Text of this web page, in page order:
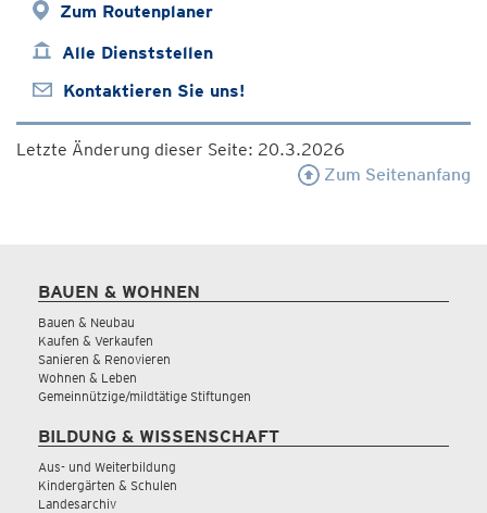
Zum Routenplaner
Alle Dienststellen
Kontaktieren Sie uns!
Letzte Änderung dieser Seite: 20.3.2026
Zum Seitenanfang
BAUEN & WOHNEN
Bauen & Neubau
Kaufen & Verkaufen
Sanieren & Renovieren
Wohnen & Leben
Gemeinnützige/mildtätige Stiftungen
BILDUNG & WISSENSCHAFT
Aus- und Weiterbildung
Kindergärten & Schulen
Landesarchiv